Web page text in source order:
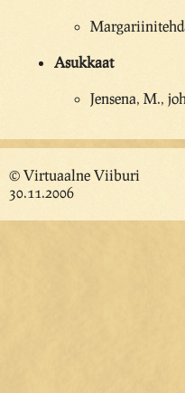
Asukkaat
Jensena, M.,
© Virtuaalne Viiburi
30.11.2006